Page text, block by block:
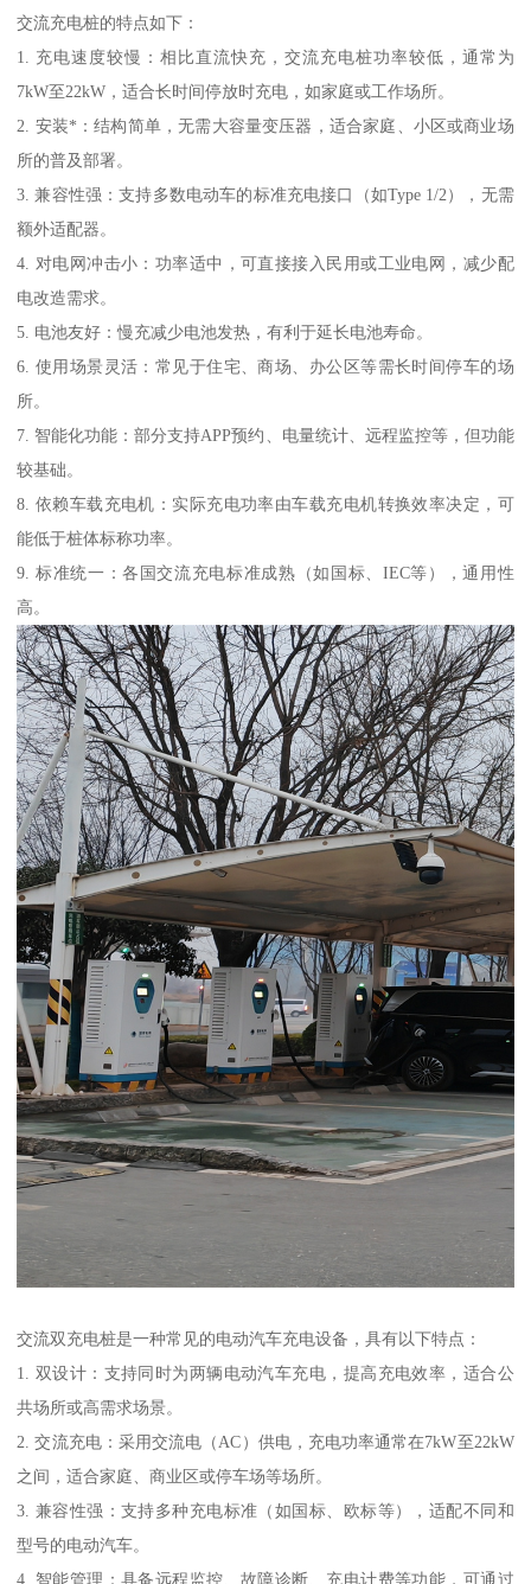
交流充电桩的特点如下：
1. 充电速度较慢：相比直流快充，交流充电桩功率较低，通常为
7kW至22kW，适合长时间停放时充电，如家庭或工作场所。
2. 安装*：结构简单，无需大容量变压器，适合家庭、小区或商业场
所的普及部署。
3. 兼容性强：支持多数电动车的标准充电接口（如Type 1/2），无需
额外适配器。
4. 对电网冲击小：功率适中，可直接接入民用或工业电网，减少配
电改造需求。
5. 电池友好：慢充减少电池发热，有利于延长电池寿命。
6. 使用场景灵活：常见于住宅、商场、办公区等需长时间停车的场
所。
7. 智能化功能：部分支持APP预约、电量统计、远程监控等，但功能
较基础。
8. 依赖车载充电机：实际充电功率由车载充电机转换效率决定，可
能低于桩体标称功率。
9. 标准统一：各国交流充电标准成熟（如国标、IEC等），通用性
高。
交流双充电桩是一种常见的电动汽车充电设备，具有以下特点：
1. 双设计：支持同时为两辆电动汽车充电，提高充电效率，适合公
共场所或高需求场景。
2. 交流充电：采用交流电（AC）供电，充电功率通常在7kW至22kW
之间，适合家庭、商业区或停车场等场所。
3. 兼容性强：支持多种充电标准（如国标、欧标等），适配不同和
型号的电动汽车。
4. 智能管理：具备远程监控、故障诊断、充电计费等功能，可通过